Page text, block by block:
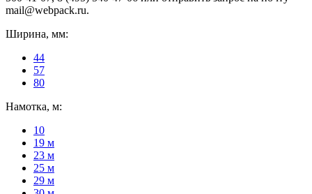
mail@webpack.ru.
Ширина, мм:
44
57
80
Намотка, м:
10
19 м
23 м
25 м
29 м